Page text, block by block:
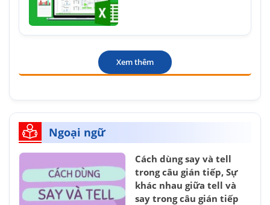
Xem thêm
Ngoại ngữ
Cách dùng say và tell
trong câu gián tiếp, Sự
khác nhau giữa tell và
say trong câu gián tiếp